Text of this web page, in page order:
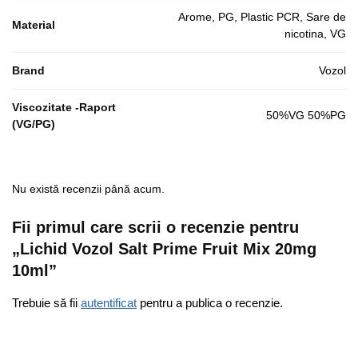
Material
Arome, PG, Plastic PCR, Sare de
nicotina, VG
Brand Vozol
Viscozitate -Raport
(VG/PG)
50%VG 50%PG
Nu există recenzii până acum.
Fii primul care scrii o recenzie pentru
„Lichid Vozol Salt Prime Fruit Mix 20mg
10ml”
Trebuie să fii autentificat pentru a publica o recenzie.